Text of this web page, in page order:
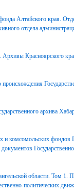
Алтайского края.
отдела
Красноярского
архива
и комсомольских фондов
области. Том 1.
политических